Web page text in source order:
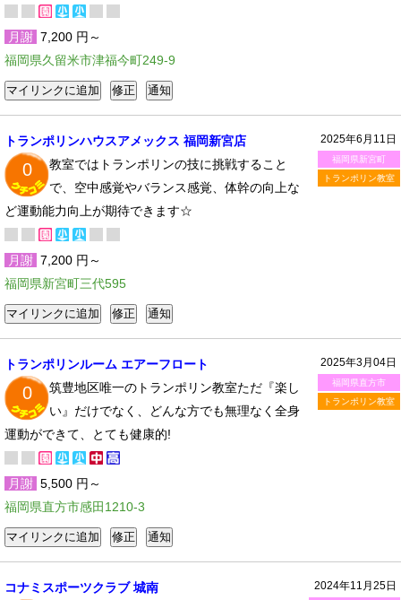
月謝 7,200 円～
福岡県久留米市津福今町249-9
2025年6月11日
福岡県新宮町
トランポリン教室
トランポリンハウスアメックス 福岡新宮店
0
教室ではトランポリンの技に挑戦すること
で、空中感覚やバランス感覚、体幹の向上な
ど運動能力向上が期待できます☆
月謝 7,200 円～
福岡県新宮町三代595
2025年3月04日
福岡県直方市
トランポリン教室
トランポリンルーム エアーフロート
0
筑豊地区唯一のトランポリン教室ただ『楽し
い』だけでなく、どんな方でも無理なく全身
運動ができて、とても健康的!
月謝 5,500 円～
福岡県直方市感田1210-3
2024年11月25日
コナミスポーツクラブ 城南